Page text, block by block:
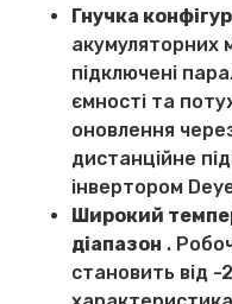
Гнучка
акумуляторних
підключені
ємності та
оновлення
дистанційне
інвертором
Широкий
діапазон .
становить від -